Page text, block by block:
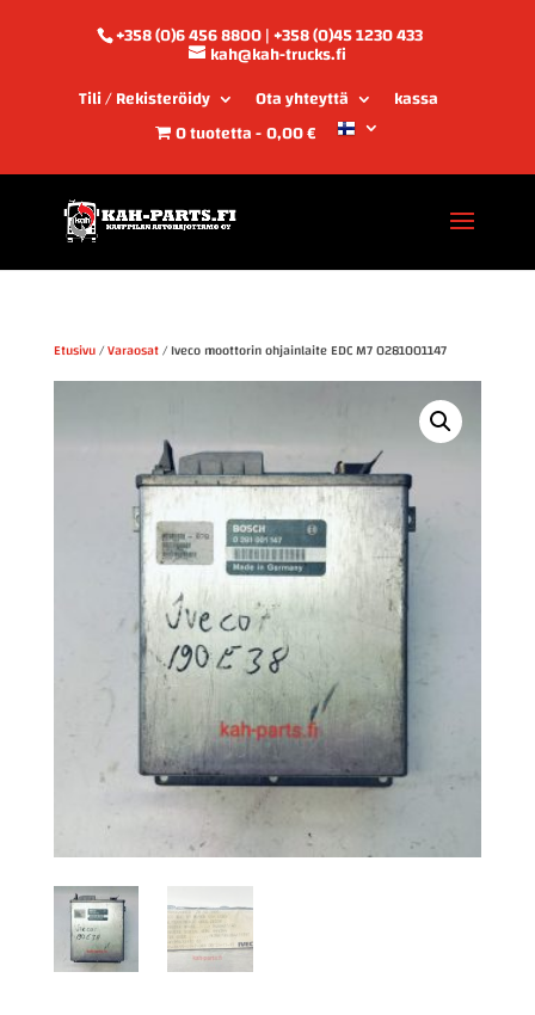
+358 (0)6 456 8800 | +358 (0)45 1230 433
kah@kah-trucks.fi
Tili / Rekisteröidy
Ota yhteyttä
kassa
0 tuotetta 0,00 €
Etusivu/Varaosat/ Iveco moottorin ohjainlaite EDC M7 0281001147